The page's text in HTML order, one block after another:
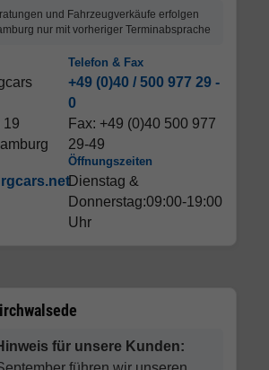
und Fahrzeugverkäufe erfolgen
nur mit vorheriger Terminabsprache
19
Telefon & Fax
+49 (0)40 / 500 977 29 -
0
Fax: +49 (0)40 500 977
29-49
Öffnungszeiten
Dienstag &
Donnerstag:09:00-19:00
Uhr
für unsere Kunden: